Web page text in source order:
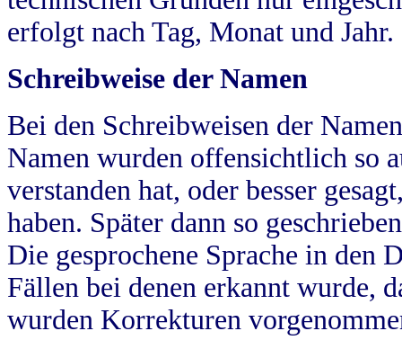
erfolgt nach Tag, Monat und Jahr.
Schreibweise der Namen
Bei den Schreibweisen der
Namen wurden offensichtlich so
verstanden hat, oder besser
haben. Später dann so
Die gesprochene Sprache in
Fällen bei denen erkannt wurde,
wurden Korrekturen